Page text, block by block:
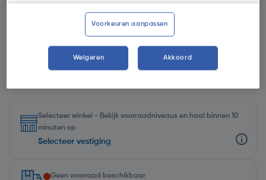
€ 19,89| Excl. btw € 16,44
Selecteer winkel - Bekijk voorraadniveaus en haal binnen 10
minuten op
Selecteer vestiging
Geen voorraad beschikbaar
Voorkeuren aanpassen
Weigeren Akkoord